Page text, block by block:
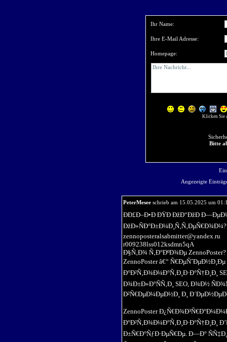
Ihr Name:
Ihre E-Mail Adresse:
Homepage:
Klicken Sie
Bitte
Angezeigte
PeterMesee schrieb am 15.05.2025 um
ÐÐ£Ð–Ð•Ð ÐŸÐ ÐžÐ“ÐžÐ
zennoposteralsabmitter@yandex.ru
r009238lss012ksdmn5qA
Ð§Ñ‚Ð¾ Ñ‚Ð°ÐºÐ¾Ðµ ZennoPoster?
ZennoPoster â€“
Ð°Ð²Ñ‚Ð¾Ð¼Ð°Ñ‚Ð¸Ð·Ð°Ñ†Ð¸Ð¸
Ð¾Ð±Ð»Ð°ÑÑ‚Ð¸ SEO, Ð¾Ð½
Ð²Ñ€ÐµÐ¼ÐµÐ½Ð¸ Ð¸
ZennoPoster
Ð°Ð²Ñ‚Ð¾Ð¼Ð°Ñ‚Ð¸Ð·Ð°Ñ†Ð¸Ð¸
Ð±Ñ€Ð°ÑƒÐ·ÐµÑ€Ðµ. Ð—Ð°